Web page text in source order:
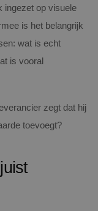
ingezet op visuele
is het belangrijk
wat is echt
is vooral
zegt dat hij
toevoegt?